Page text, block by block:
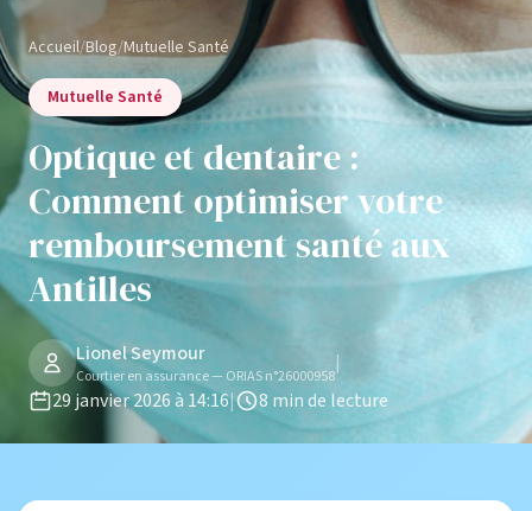
Accueil/Blog/Mutuelle Santé
Mutuelle Santé
Optique et dentaire :
Comment optimiser votre
remboursement santé aux
Antilles
Lionel Seymour
Courtier en assurance — ORIAS n°26000958
|
29 janvier 2026 à 14:16| 8 min de lecture